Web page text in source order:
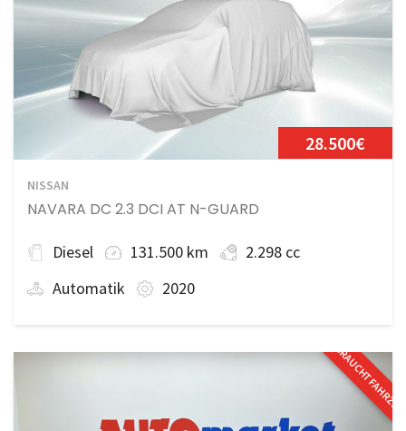
28.500€
NISSAN
NAVARA DC 2.3 DCI AT N-GUARD
Diesel 131.500 km
2.298 cc
Automatik
2020